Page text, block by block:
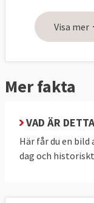
lagliga
och
funnits
nya ny asyl-
Visa mer
Mer fakta
VAD ÄR
Här får du en
dag och